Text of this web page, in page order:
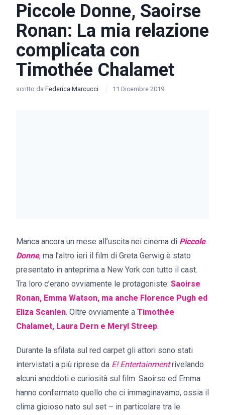
Piccole Donne, Saoirse
Ronan: La mia relazione
complicata con
Timothée Chalamet
scritto da Federica Marcucci 11 Dicembre 2019
Manca ancora un mese all’uscita nei cinema di Piccole
Donne, ma l’altro ieri il film di Greta Gerwig è stato
presentato in anteprima a New York con tutto il cast.
Tra loro c’erano ovviamente le protagoniste: Saoirse
Ronan, Emma Watson, ma anche Florence Pugh ed
Eliza Scanlen. Oltre ovviamente a Timothée
Chalamet, Laura Dern e Meryl Streep.
Durante la sfilata sul red carpet gli attori sono stati
intervistati a più riprese da E! Entertainmentrivelando
alcuni aneddoti e curiosità sul film. Saoirse ed Emma
hanno confermato quello che ci immaginavamo, ossia il
clima gioioso nato sul set – in particolare tra le